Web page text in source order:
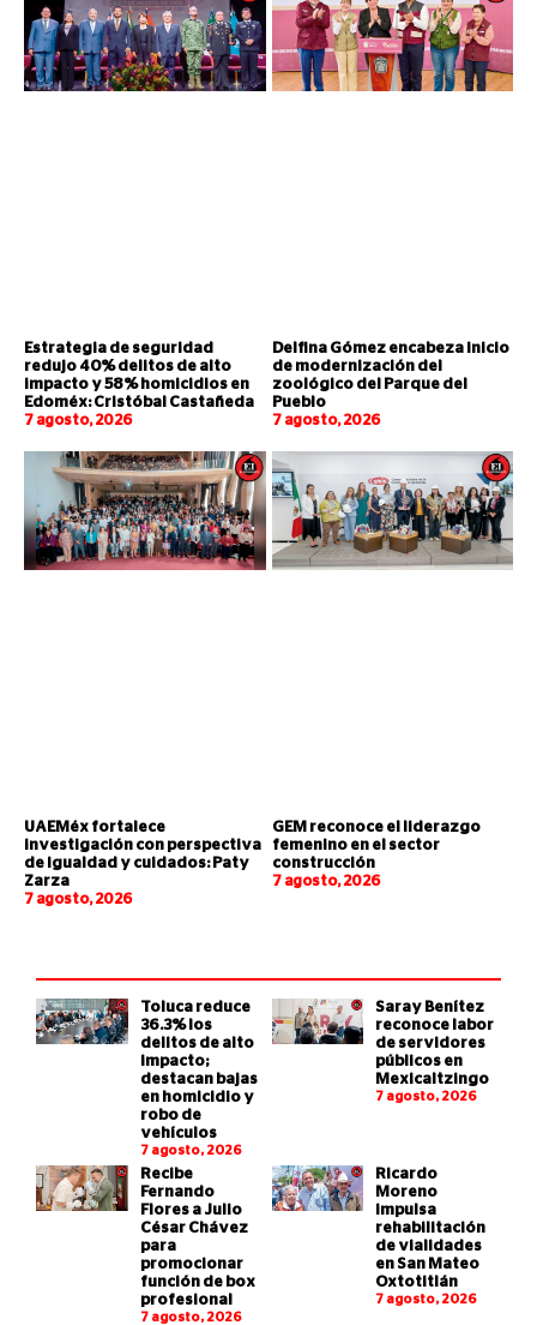
Estrategia de seguridad
redujo 40% delitos de alto
impacto y 58% homicidios en
Edoméx: Cristóbal Castañeda
7 agosto, 2026
Delfina Gómez encabeza inicio
de modernización del
zoológico del Parque del
Pueblo
7 agosto, 2026
UAEMéx fortalece
investigación con perspectiva
de igualdad y cuidados: Paty
Zarza
7 agosto, 2026
GEM reconoce el liderazgo
femenino en el sector
construcción
7 agosto, 2026
Toluca reduce
36.3% los
delitos de alto
impacto;
destacan bajas
en homicidio y
robo de
vehículos
7 agosto, 2026
Saray Benítez
reconoce labor
de servidores
públicos en
Mexicaltzingo
7 agosto, 2026
Recibe
Fernando
Flores a Julio
César Chávez
para
promocionar
función de box
profesional
7 agosto, 2026
Ricardo
Moreno
impulsa
rehabilitación
de vialidades
en San Mateo
Oxtotitlán
7 agosto, 2026